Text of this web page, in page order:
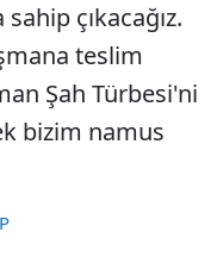
çıkacağız.
teslim
Şah Türbesi'ni
bizim namus